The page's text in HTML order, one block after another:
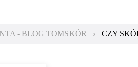
- BLOG TOMSKÓR CZY